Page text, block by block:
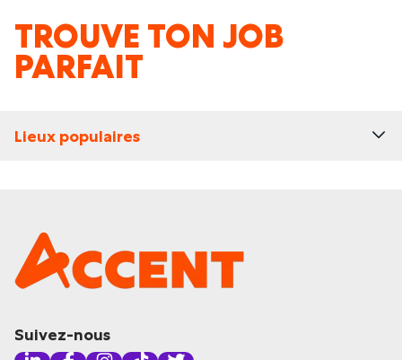
TROUVE TON JOB
PARFAIT
Lieux populaires
Suivez-nous